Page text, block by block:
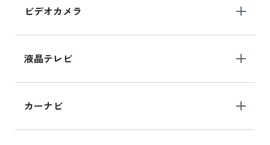
ビデオカメラ
液晶テレビ
カーナビ
iPhone 15 128GB シリーズ
iPhone 15 128GB の新品買取価格